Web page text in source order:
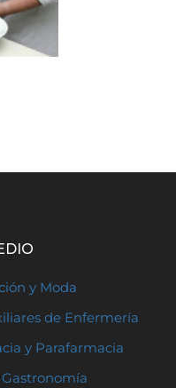
y Moda
de Enfermería
y Parafarmacia